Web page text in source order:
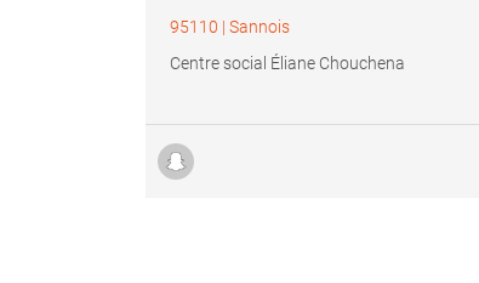
95110 | Sannois
Centre social Éliane Chouchena